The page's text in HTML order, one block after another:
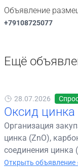
Объявление
+79108725077
Ещё
28.07.2026
Оксид цинка
Организация
цинка (ZnO),
соединения цинка
Открыть объявление